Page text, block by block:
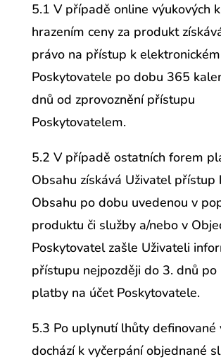
5.1 V případě online výukových
hrazením ceny za produkt
právo na přístup k
Poskytovatele po dobu 365
dnů od zprovoznění přístupu
Poskytovatelem.
5.2 V případě ostatních forem
Obsahu získává Uživatel přístup
Obsahu po dobu uvedenou v
produktu či služby a/nebo v
Poskytovatel zašle Uživateli
přístupu nejpozději do 3. dnů
platby na účet Poskytovatele.
5.3 Po uplynutí lhůty definované
dochází k vyčerpání objednané